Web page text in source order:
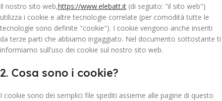
Il nostro sito web,https://www.elebatt.it (di seguito: "il sito web")
utilizza i cookie e altre tecnologie correlate (per comodità tutte le
tecnologie sono definite "cookie"). I cookie vengono anche inseriti
da terze parti che abbiamo ingaggiato. Nel documento sottostante ti
informiamo sull'uso dei cookie sul nostro sito web.
2. Cosa sono i cookie?
I cookie sono dei semplici file spediti assieme alle pagine di questo